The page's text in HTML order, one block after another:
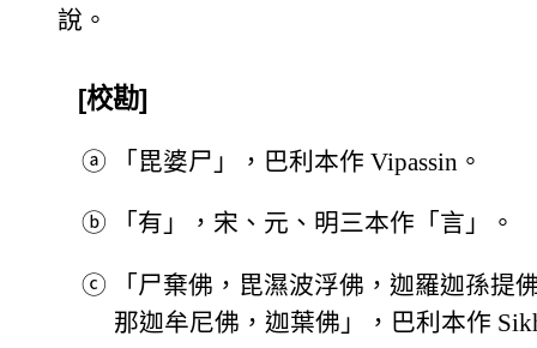
說。
[校勘]
ⓐ 「毘婆尸」，巴利本作 Vipassin。
ⓑ 「有」，宋、元、明三本作「言」。
ⓒ
「尸棄佛，毘濕波浮佛，迦羅迦孫提
那迦牟尼佛，迦葉佛」，巴利本作